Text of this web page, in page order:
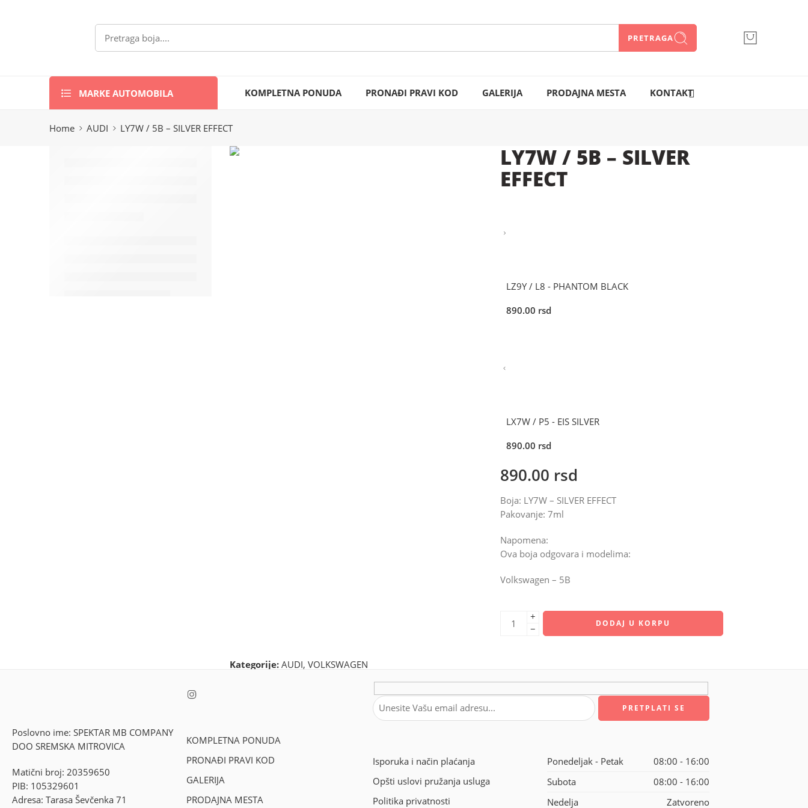
PRETRAGA
MARKE AUTOMOBILA KOMPLETNA PONUDA PRONAĐI PRAVI KOD GALERIJA PRODAJNA MESTA KONTAKT
Home AUDI LY7W / 5B – SILVER EFFECT
LY7W / 5B – SILVER
EFFECT
LZ9Y / L8 - PHANTOM BLACK
890.00 rsd
LX7W / P5 - EIS SILVER
890.00 rsd
890.00 rsd
Boja: LY7W – SILVER EFFECT
Pakovanje: 7ml
Napomena:
Ova boja odgovara i modelima:
Volkswagen – 5B
+
−
DODAJ U KORPU
Kategorije: AUDI, VOLKSWAGEN
Poslovno ime: SPEKTAR MB COMPANY
DOO SREMSKA MITROVICA
Matični broj: 20359650
PIB: 105329601
Adresa: Tarasa Ševčenka 71
KOMPLETNA PONUDA
PRONAĐI PRAVI KOD
GALERIJA
PRODAJNA MESTA
Isporuka i način plaćanja
Opšti uslovi pružanja usluga
Politika privatnosti
Ponedeljak - Petak
08:00 - 16:00
Subota
08:00 - 16:00
Nedelja
Zatvoreno